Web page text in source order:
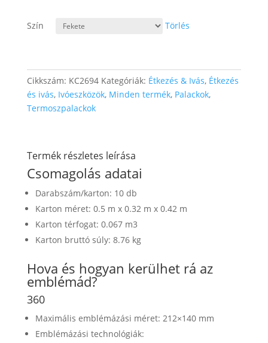
Szín Törlés
Cikkszám: KC2694 Kategóriák: Étkezés & Ivás, Étkezés
és ivás, Ivóeszközök, Minden termék, Palackok,
Termoszpalackok
Termék részletes leírása
Csomagolás adatai
Darabszám/karton: 10 db
Karton méret: 0.5 m x 0.32 m x 0.42 m
Karton térfogat: 0.067 m3
Karton bruttó súly: 8.76 kg
Hova és hogyan kerülhet rá az
emblémád?
360
Maximális emblémázási méret: 212×140 mm
Emblémázási technológiák: